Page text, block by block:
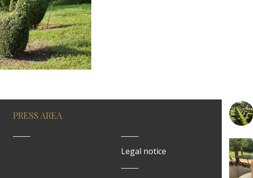
PRESS AREA
Legal notice